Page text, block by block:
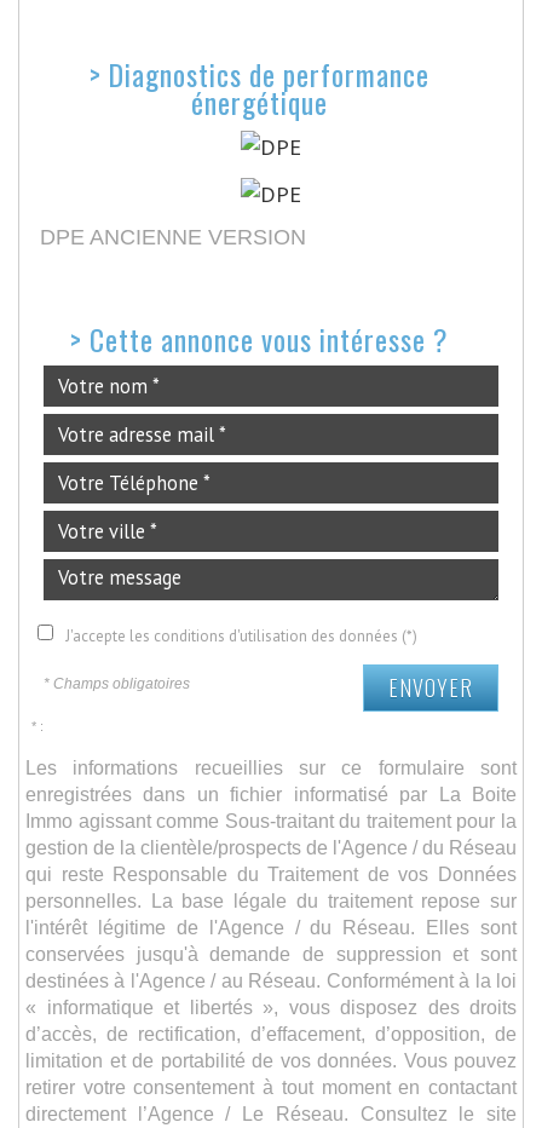
> Diagnostics de performance
énergétique
DPE ANCIENNE VERSION
> Cette annonce vous intéresse ?
J'accepte les conditions d'utilisation des données (*)
* Champs obligatoires ENVOYER
* :
Les informations recueillies sur ce formulaire sont
enregistrées dans un fichier informatisé par La Boite
Immo agissant comme Sous-traitant du traitement pour la
gestion de la clientèle/prospects de l'Agence / du Réseau
qui reste Responsable du Traitement de vos Données
personnelles. La base légale du traitement repose sur
l'intérêt légitime de l'Agence / du Réseau. Elles sont
conservées jusqu'à demande de suppression et sont
destinées à l'Agence / au Réseau. Conformément à la loi
« informatique et libertés », vous disposez des droits
d’accès, de rectification, d’effacement, d’opposition, de
limitation et de portabilité de vos données. Vous pouvez
retirer votre consentement à tout moment en contactant
directement l’Agence / Le Réseau. Consultez le site